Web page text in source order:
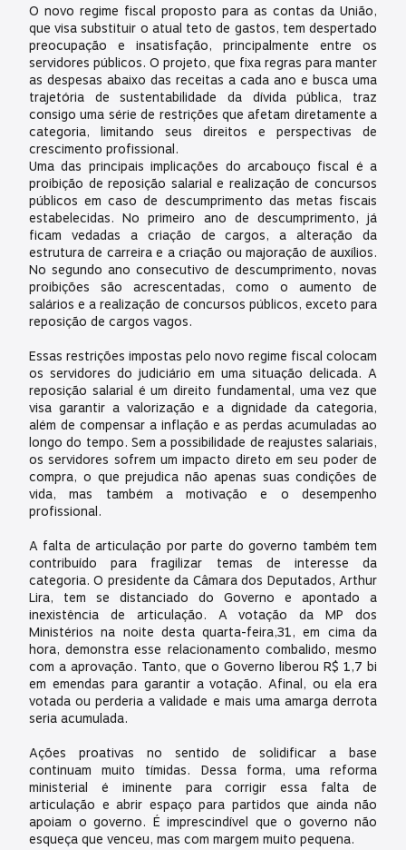
O novo regime fiscal proposto para as contas da União,
que visa substituir o atual teto de gastos, tem despertado
preocupação e insatisfação, principalmente entre os
servidores públicos. O projeto, que fixa regras para manter
as despesas abaixo das receitas a cada ano e busca uma
trajetória de sustentabilidade da dívida pública, traz
consigo uma série de restrições que afetam diretamente a
categoria, limitando seus direitos e perspectivas de
crescimento profissional.
Uma das principais implicações do arcabouço fiscal é a
proibição de reposição salarial e realização de concursos
públicos em caso de descumprimento das metas fiscais
estabelecidas. No primeiro ano de descumprimento, já
ficam vedadas a criação de cargos, a alteração da
estrutura de carreira e a criação ou majoração de auxílios.
No segundo ano consecutivo de descumprimento, novas
proibições são acrescentadas, como o aumento de
salários e a realização de concursos públicos, exceto para
reposição de cargos vagos.
Essas restrições impostas pelo novo regime fiscal colocam
os servidores do judiciário em uma situação delicada. A
reposição salarial é um direito fundamental, uma vez que
visa garantir a valorização e a dignidade da categoria,
além de compensar a inflação e as perdas acumuladas ao
longo do tempo. Sem a possibilidade de reajustes salariais,
os servidores sofrem um impacto direto em seu poder de
compra, o que prejudica não apenas suas condições de
vida, mas também a motivação e o desempenho
profissional.
A falta de articulação por parte do governo também tem
contribuído para fragilizar temas de interesse da
categoria. O presidente da Câmara dos Deputados, Arthur
Lira, tem se distanciado do Governo e apontado a
inexistência de articulação. A votação da MP dos
Ministérios na noite desta quarta-feira,31, em cima da
hora, demonstra esse relacionamento combalido, mesmo
com a aprovação. Tanto, que o Governo liberou R$ 1,7 bi
em emendas para garantir a votação. Afinal, ou ela era
votada ou perderia a validade e mais uma amarga derrota
seria acumulada.
Ações proativas no sentido de solidificar a base
continuam muito tímidas. Dessa forma, uma reforma
ministerial é iminente para corrigir essa falta de
articulação e abrir espaço para partidos que ainda não
apoiam o governo. É imprescindível que o governo não
esqueça que venceu, mas com margem muito pequena.